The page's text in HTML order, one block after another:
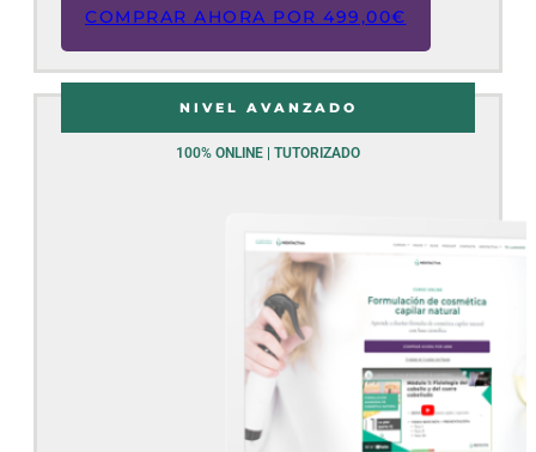
COMPRAR AHORA POR 499,00€
NIVEL AVANZADO
100% ONLINE | TUTORIZADO